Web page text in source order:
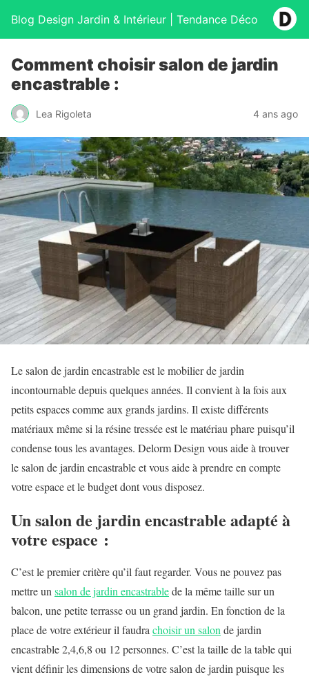
Blog Design Jardin & Intérieur | Tendance Déco
Comment choisir salon de jardin
encastrable :
Lea Rigoleta 4 ans ago
Le salon de jardin encastrable est le mobilier de jardin
incontournable depuis quelques années. Il convient à la fois aux
petits espaces comme aux grands jardins. Il existe différents
matériaux même si la résine tressée est le matériau phare puisqu’il
condense tous les avantages. Delorm Design vous aide à trouver
le salon de jardin encastrable et vous aide à prendre en compte
votre espace et le budget dont vous disposez.
Un salon de jardin encastrable adapté à
votre espace :
C’est le premier critère qu’il faut regarder. Vous ne pouvez pas
mettre unsalon de jardin encastrablede la même taille sur un
balcon, une petite terrasse ou un grand jardin. En fonction de la
place de votre extérieur il faudrachoisir un salonde jardin
encastrable 2,4,6,8 ou 12 personnes. C’est la taille de la table qui
vient définir les dimensions de votre salon de jardin puisque les